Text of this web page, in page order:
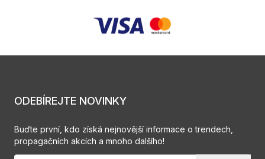
ODEBÍREJTE NOVINKY
Buďte první, kdo získá nejnovější informace o trendech,
propagačních akcích a mnoho dalšího!